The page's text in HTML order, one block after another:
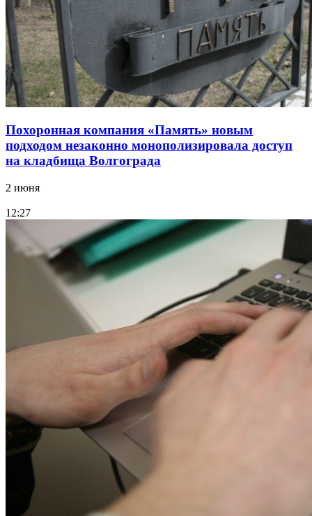
Похоронная компания «Память» новым
подходом незаконно монополизировала доступ
на кладбища Волгограда
2 июня
12:27